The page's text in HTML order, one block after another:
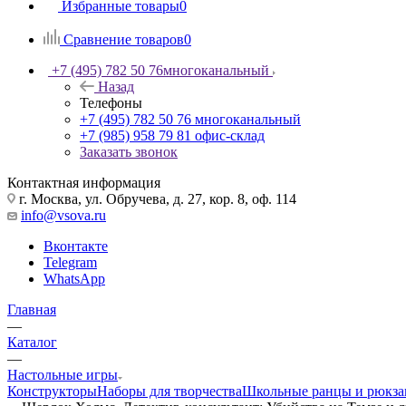
Избранные товары0
Сравнение товаров0
+7 (495) 782 50 76многоканальный
Назад
Телефоны
+7 (495) 782 50 76 многоканальный
+7 (985) 958 79 81 офис-склад
Заказать звонок
Контактная информация
г. Москва, ул. Обручева, д. 27, кор. 8, оф. 114
info@vsova.ru
Вконтакте
Telegram
WhatsApp
Главная
—
Каталог
—
Настольные игры
КонструкторыНаборы для творчестваШкольные ранцы и